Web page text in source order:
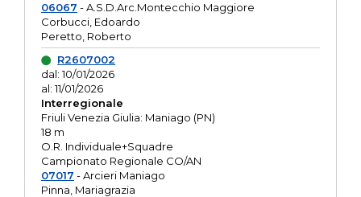
06067 - A.S.D.Arc.Montecchio Maggiore
Corbucci, Edoardo
Peretto, Roberto
R2607002
dal: 10/01/2026
al: 11/01/2026
Interregionale
Friuli Venezia Giulia: Maniago (PN)
18 m
O.R. Individuale+Squadre
Campionato Regionale CO/AN
07017 - Arcieri Maniago
Pinna, Mariagrazia